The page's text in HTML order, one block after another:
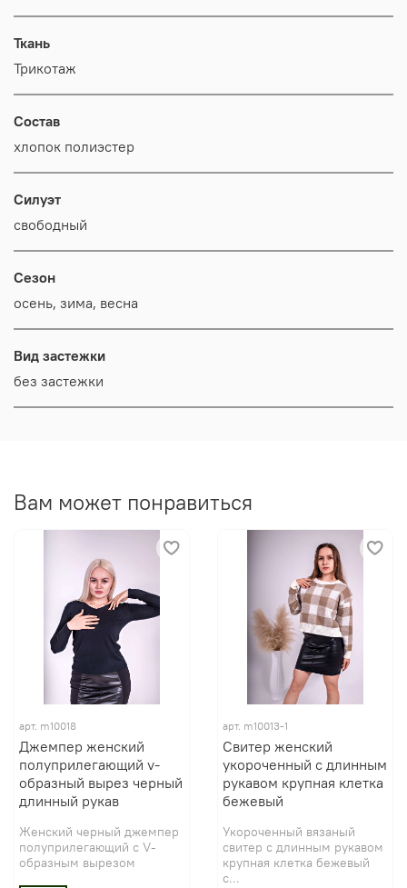
Ткань
Трикотаж
Состав
хлопок полиэстер
Силуэт
свободный
Сезон
осень, зима, весна
Вид застежки
без застежки
Вам может понравиться
арт. m10018
Джемпер женский
полуприлегающий v-
образный вырез черный
длинный рукав
Женский черный джемпер
полуприлегающий с V-
образным вырезом
арт. m10013-1
Свитер женский
укороченный с длинным
рукавом крупная клетка
бежевый
Укороченный вязаный
свитер с длинным рукавом
крупная клетка бежевый
с...